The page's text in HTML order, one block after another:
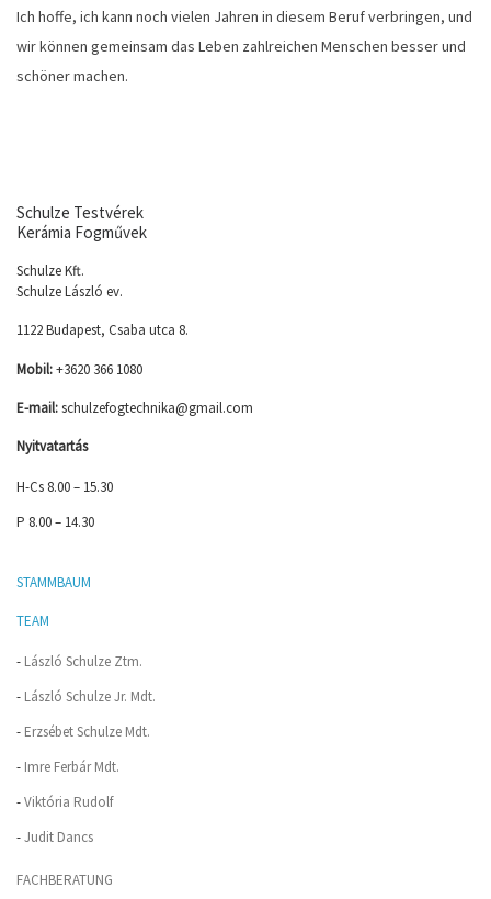
Ich hoffe, ich kann noch vielen Jahren in diesem Beruf verbringen, und
wir können gemeinsam das Leben zahlreichen Menschen besser und
schöner machen.
Schulze Testvérek
Kerámia Fogművek
Schulze Kft.
Schulze László ev.
1122 Budapest, Csaba utca 8.
Mobil:+3620 366 1080
E-mail:schulzefogtechnika@gmail.com
Nyitvatartás
H-Cs 8.00 – 15.30
P 8.00 – 14.30
STAMMBAUM
TEAM
- László Schulze Ztm.
- László Schulze Jr. Mdt.
- Erzsébet Schulze Mdt.
- Imre Ferbár Mdt.
-Viktória Rudolf
-Judit Dancs
FACHBERATUNG